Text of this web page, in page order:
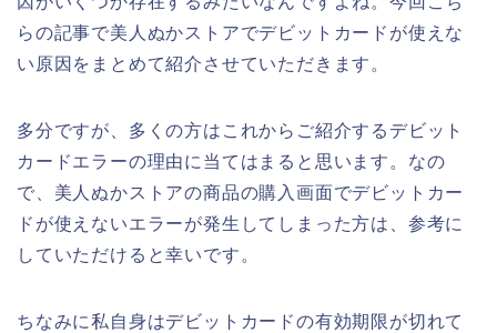
らの記事で美人ぬかストアでデビットカードが使えな
い原因をまとめて紹介させていただきます。
多分ですが、多くの方はこれからご紹介するデビット
カードエラーの理由に当てはまると思います。なの
で、美人ぬかストアの商品の購入画面でデビットカー
ドが使えないエラーが発生してしまった方は、参考に
していただけると幸いです。
ちなみに私自身はデビットカードの有効期限が切れて